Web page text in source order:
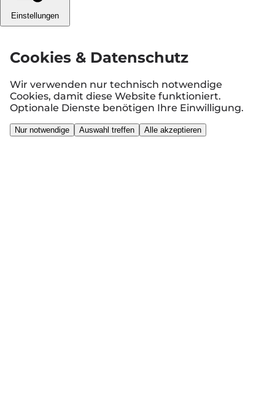
Einstellungen
Cookies & Datenschutz
Wir verwenden nur technisch notwendige
Cookies, damit diese Website funktioniert.
Optionale Dienste benötigen Ihre Einwilligung.
Nur notwendige Auswahl treffen Alle akzeptieren